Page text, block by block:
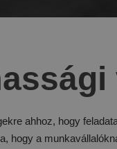
ahhoz, hogy
hogy a